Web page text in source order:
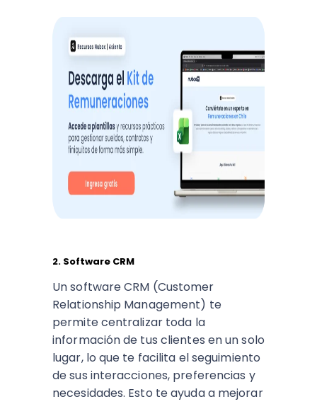
2. Software CRM
Un software CRM (Customer
Relationship Management) te
permite centralizar toda la
información de tus clientes en un solo
lugar, lo que te facilita el seguimiento
de sus interacciones, preferencias y
necesidades. Esto te ayuda a mejorar